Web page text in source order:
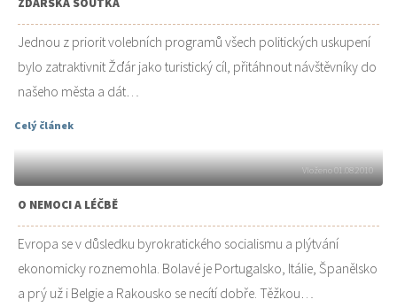
ŽĎÁRSKÁ SOUTKA
Jednou z priorit volebních programů všech politických uskupení
bylo zatraktivnit Žďár jako turistický cíl, přitáhnout návštěvníky do
našeho města a dát…
Celý článek
Vloženo 01.08.2010
O NEMOCI A LÉČBĚ
Evropa se v důsledku byrokratického socialismu a plýtvání
ekonomicky roznemohla. Bolavé je Portugalsko, Itálie, Španělsko
a prý už i Belgie a Rakousko se necítí dobře. Těžkou…